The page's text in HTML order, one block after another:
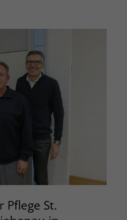
Pflege St.